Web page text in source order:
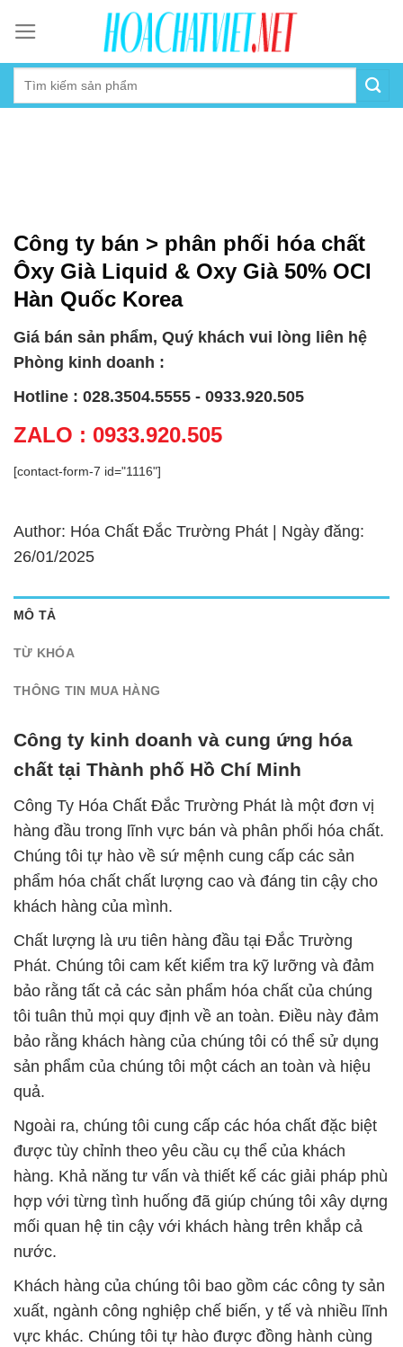
content
Công ty bán > phân phối hóa chất
Ôxy Già Liquid & Oxy Già 50% OCI
Hàn Quốc Korea
Giá bán sản phẩm, Quý khách vui lòng liên hệ
Phòng kinh doanh :
Hotline : 028.3504.5555 - 0933.920.505
ZALO : 0933.920.505
[contact-form-7 id="1116"]
Author: Hóa Chất Đắc Trường Phát | Ngày đăng:
26/01/2025
MÔ TẢ
TỪ KHÓA
THÔNG TIN MUA HÀNG
Công ty kinh doanh và cung ứng hóa
chất tại Thành phố Hồ Chí Minh
Công Ty Hóa Chất Đắc Trường Phát là một đơn vị
hàng đầu trong lĩnh vực bán và phân phối hóa chất.
Chúng tôi tự hào về sứ mệnh cung cấp các sản
phẩm hóa chất chất lượng cao và đáng tin cậy cho
khách hàng của mình.
Chất lượng là ưu tiên hàng đầu tại Đắc Trường
Phát. Chúng tôi cam kết kiểm tra kỹ lưỡng và đảm
bảo rằng tất cả các sản phẩm hóa chất của chúng
tôi tuân thủ mọi quy định về an toàn. Điều này đảm
bảo rằng khách hàng của chúng tôi có thể sử dụng
sản phẩm của chúng tôi một cách an toàn và hiệu
quả.
Ngoài ra, chúng tôi cung cấp các hóa chất đặc biệt
được tùy chỉnh theo yêu cầu cụ thể của khách
hàng. Khả năng tư vấn và thiết kế các giải pháp phù
hợp với từng tình huống đã giúp chúng tôi xây dựng
mối quan hệ tin cậy với khách hàng trên khắp cả
nước.
Khách hàng của chúng tôi bao gồm các công ty sản
xuất, ngành công nghiệp chế biến, y tế và nhiều lĩnh
vực khác. Chúng tôi tự hào được đồng hành cùng